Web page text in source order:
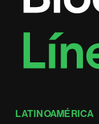
LATINOAMÉRICA